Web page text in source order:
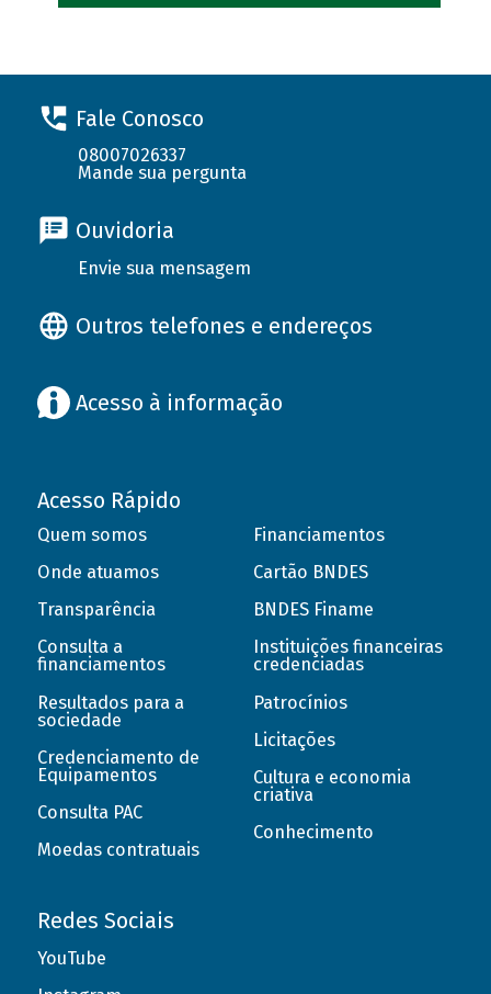
Fale Conosco
08007026337
Mande sua pergunta
Ouvidoria
Envie sua mensagem
Outros telefones e endereços
Acesso à informação
Acesso Rápido
Quem somos
Onde atuamos
Transparência
Consulta a
financiamentos
Resultados para a
sociedade
Credenciamento de
Equipamentos
Consulta PAC
Moedas contratuais
Financiamentos
Cartão BNDES
BNDES Finame
Instituições financeiras
credenciadas
Patrocínios
Licitações
Cultura e economia
criativa
Conhecimento
Redes Sociais
YouTube